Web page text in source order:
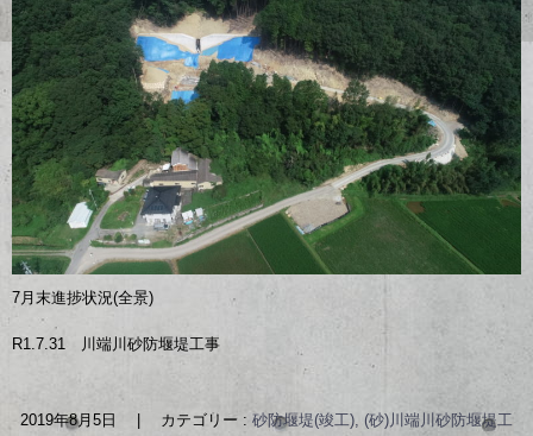
7月末進捗状況(全景)
R1.7.31 川端川砂防堰堤工事
2019年8月5日 カテゴリー : 砂防堰堤(竣工), (砂)川端川砂防堰堤工